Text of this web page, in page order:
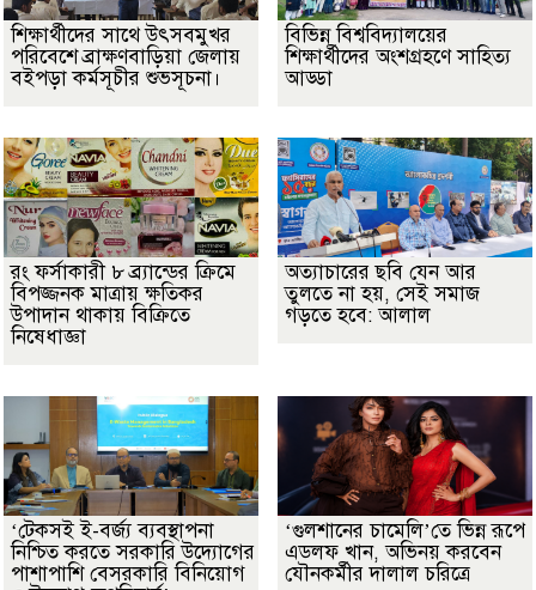
শিক্ষার্থীদের সাথে উৎসবমুখর
পরিবেশে ব্রাক্ষণবাড়িয়া জেলায়
বইপড়া কর্মসূচীর শুভসূচনা।
বিভিন্ন বিশ্ববিদ্যালয়ের
শিক্ষার্থীদের অংশগ্রহণে সাহিত্য
আড্ডা
রং ফর্সাকারী ৮ ব্র্যান্ডের ক্রিমে
বিপজ্জনক মাত্রায় ক্ষতিকর
উপাদান থাকায় বিক্রিতে
নিষেধাজ্ঞা
অত্যাচারের ছবি যেন আর
তুলতে না হয়, সেই সমাজ
গড়তে হবে: আলাল
‘টেকসই ই-বর্জ্য ব্যবস্থাপনা
নিশ্চিত করতে সরকারি উদ্যোগের
পাশাপাশি বেসরকারি বিনিয়োগ
‘গুলশানের চামেলি’তে ভিন্ন রূপে
এডলফ খান, অভিনয় করবেন
যৌনকর্মীর দালাল চরিত্রে